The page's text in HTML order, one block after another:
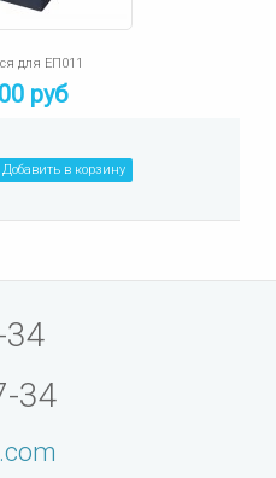
для ЕП011
руб
Добавить в корзину
34